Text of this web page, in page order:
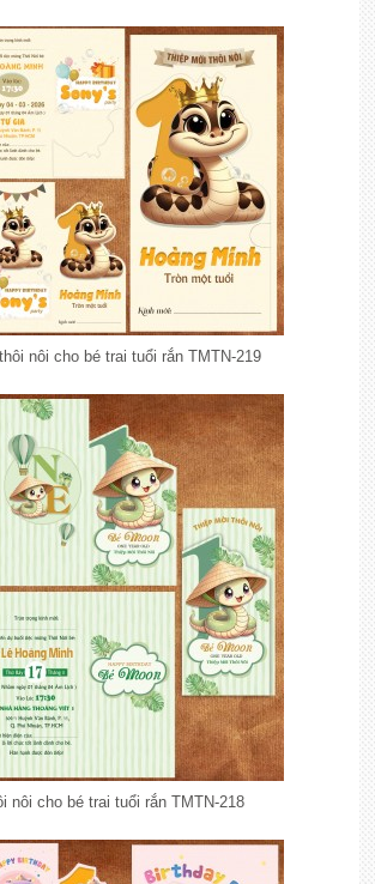
nôi cho bé trai tuổi rắn TMTN-219
nôi cho bé trai tuổi rắn TMTN-218